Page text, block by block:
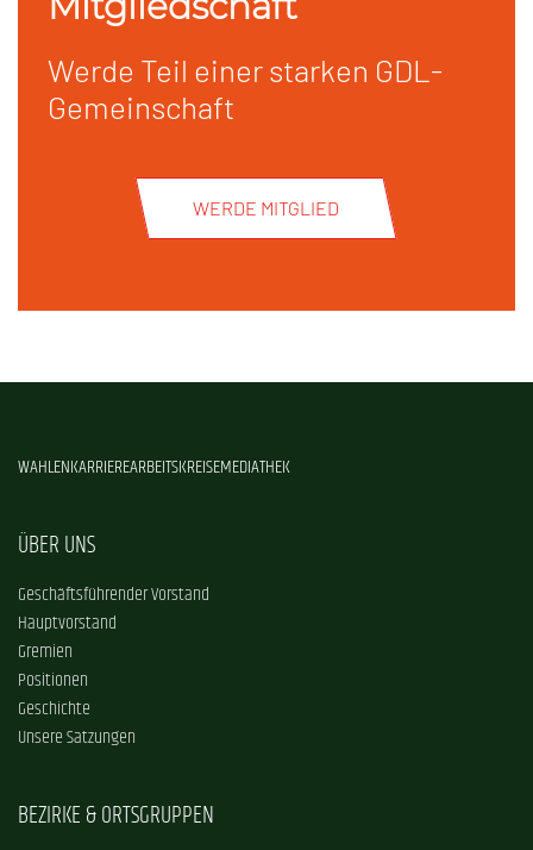
Werde Teil einer starken GDL-
Gemeinschaft
WERDE MITGLIED
WAHLENKARRIEREARBEITSKREISEMEDIATHEK
ÜBER UNS
Geschäftsführender Vorstand
Hauptvorstand
Gremien
Positionen
Geschichte
Unsere Satzungen
BEZIRKE & ORTSGRUPPEN